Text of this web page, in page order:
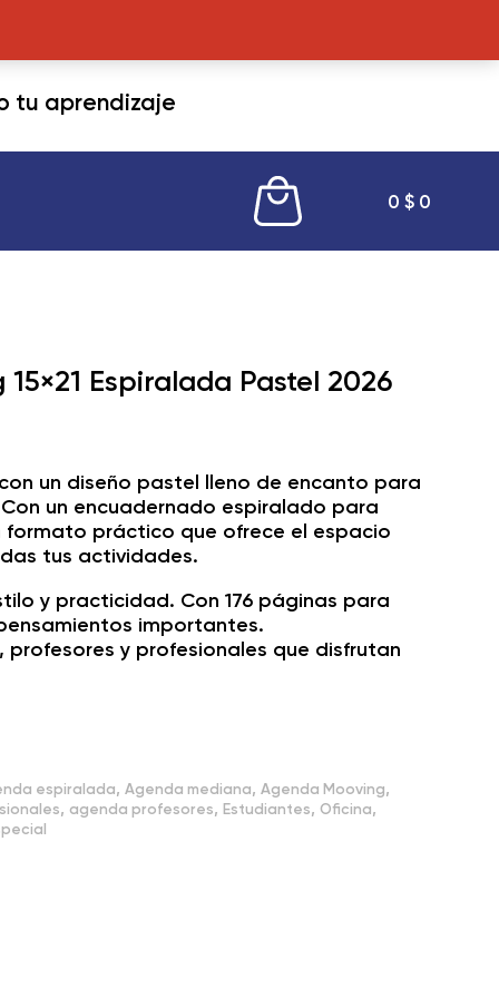
tu aprendizaje
0 $ 0
Espiralada Pastel 2026
con un diseño pastel lleno de encanto para
un encuadernado espiralado para
formato práctico que ofrece el espacio
tus actividades.
y practicidad. Con 176 páginas para
importantes.
y profesionales que disfrutan
espiralada,Agenda mediana,Agenda Mooving,
, agenda profesores,Estudiantes, Oficina,